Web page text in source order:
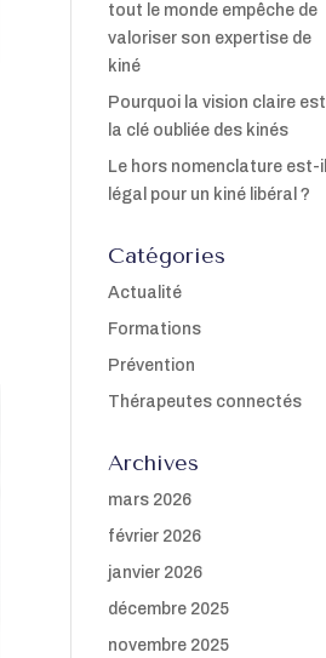
tout le monde empêche de
valoriser son expertise de
kiné
Pourquoi la vision claire est
la clé oubliée des kinés
Le hors nomenclature est-il
légal pour un kiné libéral ?
Catégories
Actualité
Formations
Prévention
Thérapeutes connectés
Archives
mars 2026
février 2026
janvier 2026
décembre 2025
novembre 2025